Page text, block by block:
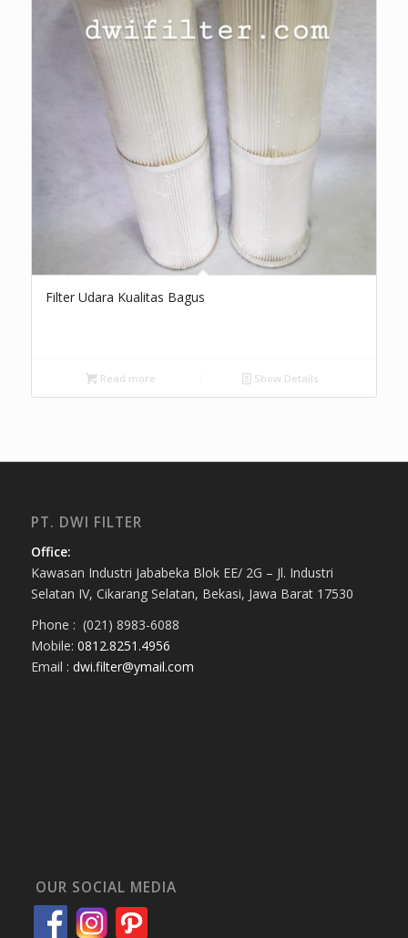
Filter Udara Kualitas Bagus
Read more Show Details
PT. DWI FILTER
Office:
Kawasan Industri Jababeka Blok EE/ 2G – Jl. Industri
Selatan IV, Cikarang Selatan, Bekasi, Jawa Barat 17530
Phone : (021) 8983-6088
Mobile: 0812.8251.4956
Email : dwi.filter@ymail.com
OUR SOCIAL MEDIA